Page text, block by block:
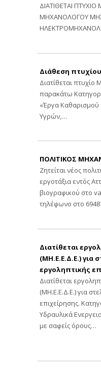
ΔΙΑΤΙΘΕΤΑΙ
ΜΗΧΑΝΟΛΟΓΟΥ
Διάθεση
Διατίθεται
παρακάτω
«Έργα Καθαρισμού
Υγρών,…
ΠΟΛΙΤΙΚΟΣ
Ζητείται νέος
εργοτάξια εντός
βιογραφικού στο
τηλέφωνο στο
Διατίθεται
(ΜΗ.Ε.Ε.Δ.Ε.) για
εργοληπτικής
Διατίθεται
(ΜΗ.Ε.Ε.Δ.Ε.) για
επιχείρησης.
Υδραυλικά
με σαφείς όρους…